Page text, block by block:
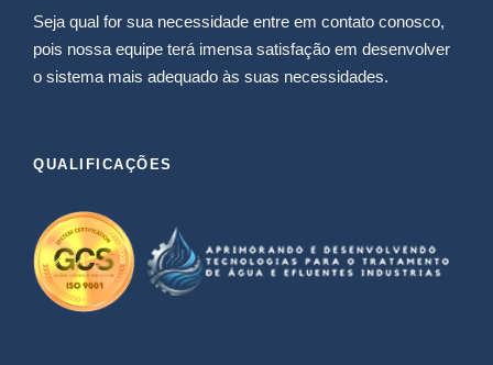
Seja qual for sua necessidade entre em contato conosco,
pois nossa equipe terá imensa satisfação em desenvolver
o sistema mais adequado às suas necessidades.
QUALIFICAÇÕES